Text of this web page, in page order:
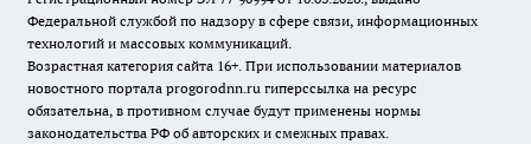
Федеральной службой по надзору в сфере связи, информационных
технологий и массовых коммуникаций.
Возрастная категория сайта 16+. При использовании материалов
новостного портала progorodnn.ru гиперссылка на ресурс
обязательна, в противном случае будут применены нормы
законодательства РФ об авторских и смежных правах.